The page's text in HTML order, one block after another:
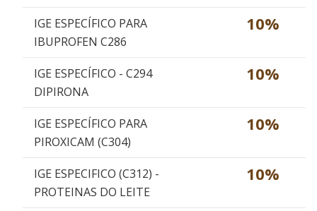
IGE ESPECÍFICO PARA
IBUPROFEN C286
10%
IGE ESPECÍFICO - C294
DIPIRONA
10%
IGE ESPECÍFICO PARA
PIROXICAM (C304)
10%
IGE ESPECIFICO (C312) -
PROTEINAS DO LEITE
10%